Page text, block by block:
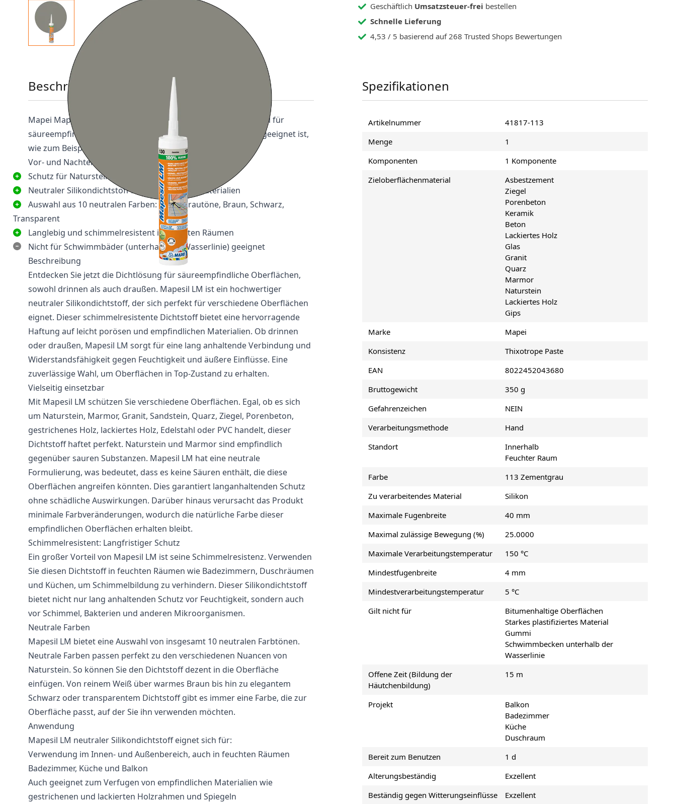
Geschäftlich Umsatzsteuer-frei bestellen
Schnelle Lieferung
4,53 / 5 basierend auf 268 Trusted Shops Bewertungen
Beschreibung
Mapei Mapesil LM ist ein neutraler Silikondichtstoff, der speziell für
säureempfindliche Oberflächen im Innen- und Außenbereich geeignet ist,
wie zum Beispiel Naturstein, Putz, Marmor und Holz.
Vor- und Nachteile
Schutz für Naturstein und Marmor
Neutraler Silikondichtstoff für verschiedene Materialien
Auswahl aus 10 neutralen Farben: Weiß, Grautöne, Braun, Schwarz,
Transparent
Langlebig und schimmelresistent in feuchten Räumen
Nicht für Schwimmbäder (unterhalb der Wasserlinie) geeignet
Beschreibung
Entdecken Sie jetzt die Dichtlösung für säureempfindliche Oberflächen,
sowohl drinnen als auch draußen. Mapesil LM ist ein hochwertiger
neutraler Silikondichtstoff, der sich perfekt für verschiedene Oberflächen
eignet. Dieser schimmelresistente Dichtstoff bietet eine hervorragende
Haftung auf leicht porösen und empfindlichen Materialien. Ob drinnen
oder draußen, Mapesil LM sorgt für eine lang anhaltende Verbindung und
Widerstandsfähigkeit gegen Feuchtigkeit und äußere Einflüsse. Eine
zuverlässige Wahl, um Oberflächen in Top-Zustand zu erhalten.
Vielseitig einsetzbar
Mit Mapesil LM schützen Sie verschiedene Oberflächen. Egal, ob es sich
um Naturstein, Marmor, Granit, Sandstein, Quarz, Ziegel, Porenbeton,
gestrichenes Holz, lackiertes Holz, Edelstahl oder PVC handelt, dieser
Dichtstoff haftet perfekt. Naturstein und Marmor sind empfindlich
gegenüber sauren Substanzen. Mapesil LM hat eine neutrale
Formulierung, was bedeutet, dass es keine Säuren enthält, die diese
Oberflächen angreifen könnten. Dies garantiert langanhaltenden Schutz
ohne schädliche Auswirkungen. Darüber hinaus verursacht das Produkt
minimale Farbveränderungen, wodurch die natürliche Farbe dieser
empfindlichen Oberflächen erhalten bleibt.
Schimmelresistent: Langfristiger Schutz
Ein großer Vorteil von Mapesil LM ist seine Schimmelresistenz. Verwenden
Sie diesen Dichtstoff in feuchten Räumen wie Badezimmern, Duschräumen
und Küchen, um Schimmelbildung zu verhindern. Dieser Silikondichtstoff
bietet nicht nur lang anhaltenden Schutz vor Feuchtigkeit, sondern auch
vor Schimmel, Bakterien und anderen Mikroorganismen.
Neutrale Farben
Mapesil LM bietet eine Auswahl von insgesamt 10 neutralen Farbtönen.
Neutrale Farben passen perfekt zu den verschiedenen Nuancen von
Naturstein. So können Sie den Dichtstoff dezent in die Oberfläche
einfügen. Von reinem Weiß über warmes Braun bis hin zu elegantem
Schwarz oder transparentem Dichtstoff gibt es immer eine Farbe, die zur
Oberfläche passt, auf der Sie ihn verwenden möchten.
Anwendung
Mapesil LM neutraler Silikondichtstoff eignet sich für:
Verwendung im Innen- und Außenbereich, auch in feuchten Räumen
Badezimmer, Küche und Balkon
Auch geeignet zum Verfugen von empfindlichen Materialien wie
gestrichenen und lackierten Holzrahmen und Spiegeln
Spezifikationen
Artikelnummer
41817-113
Menge
1
Komponenten
1 Komponente
Zieloberflächenmaterial
Asbestzement
Ziegel
Porenbeton
Keramik
Beton
Lackiertes Holz
Glas
Granit
Quarz
Marmor
Naturstein
Lackiertes Holz
Gips
Marke
Mapei
Konsistenz
Thixotrope Paste
EAN
8022452043680
Bruttogewicht
350 g
Gefahrenzeichen
NEIN
Verarbeitungsmethode
Hand
Standort
Innerhalb
Feuchter Raum
Farbe
113 Zementgrau
Zu verarbeitendes Material
Silikon
Maximale Fugenbreite
40 mm
Maximal zulässige Bewegung (%)
25.0000
Maximale Verarbeitungstemperatur
150 °C
Mindestfugenbreite
4 mm
Mindestverarbeitungstemperatur
5 °C
Gilt nicht für
Bitumenhaltige Oberflächen
Starkes plastifiziertes Material
Gummi
Schwimmbecken unterhalb der
Wasserlinie
Offene Zeit (Bildung der
Häutchenbildung)
15 m
Projekt
Balkon
Badezimmer
Küche
Duschraum
Bereit zum Benutzen
1 d
Alterungsbeständig
Exzellent
Beständig gegen Witterungseinflüsse
Exzellent